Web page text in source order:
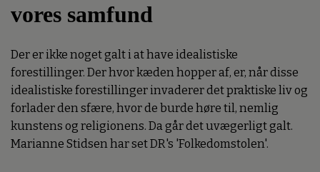
vores samfund
Der er ikke noget galt i at have idealistiske
forestillinger. Der hvor kæden hopper af, er, når disse
idealistiske forestillinger invaderer det praktiske liv og
forlader den sfære, hvor de burde høre til, nemlig
kunstens og religionens. Da går det uvægerligt galt.
Marianne Stidsen har set DR's 'Folkedomstolen'.